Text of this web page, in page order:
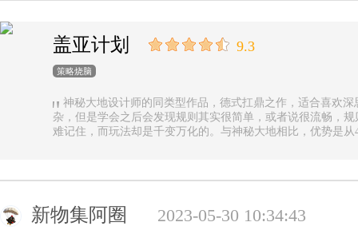
盖亚计划 9.3
策略烧脑
神秘大地设计师的同类型作品，德式扛鼎之作，适合喜欢
杂，但是学会之后会发现规则其实很简单，或者说很流畅，
难记住，而玩法却是千变万化的。与神秘大地相比，优势是
新物集阿圈 2023-05-30 10:34:43